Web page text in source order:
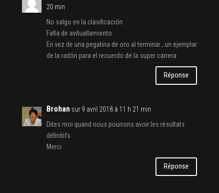
20 min
No salgo en la clasificación
Falta de avituallamiento
En vez de una pegatina de oro al terminar , un ejemplar
de la radón para el recuerdo de la super carrera
Réponse
Brohan sur 9 avril 2018 à 11 h 21 min
Dites moi quand nous pourrons avoir les résultats
définitifs
Merci
Réponse